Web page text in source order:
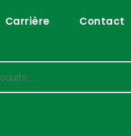
Carrière Contact